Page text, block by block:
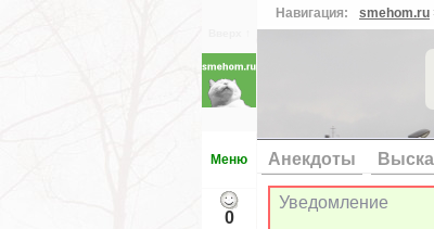
Меню
0
Навигация: smehom.ru
Анекдоты
Уведомление